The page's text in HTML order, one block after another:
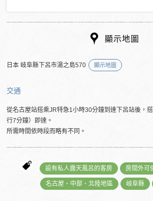
顯示地圖
日本 岐阜縣下呂市湯之島570 顯示地圖
交通
從名古屋站搭乘JR特急1小時30分鐘到達下呂站後，
行7分鐘）即達。
所需時間依時段而略有不同。
設有私人露天風呂的客房 房間外可
名古屋、中部、北陸地區 岐阜縣